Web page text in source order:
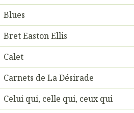
Blues
Bret Easton Ellis
Calet
Carnets de La Désirade
Celui qui, celle qui, ceux qui